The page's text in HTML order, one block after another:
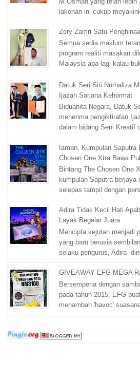
lakonan ini cukup
Zery Zamri Satu
Semua sedia maklum
program realiti masakan
Malaysia apa lagi kalau
Datuk Seri Siti Nurhaliza
Ijazah Sarjana Kehormat
Biduanita Negara, Datuk
menerima pengiktirafan
dalam bidang Seni Kreatif
Iaman, Kumpulan Saputra
Chosen One Xtra Bawa
Bintang The Chosen One
kumpulan Saputra berjaya
selepas tampil dengan
Adira Tidak Kecil Hati
Layak Begelar Juara
Mencipta kejutan menjadi
yang baru berusia
selaku pengurus, Adira
GIVEAWAY EFG MEGA
Bersempena dengan
pada tahun 2015, EFG
menambah 'havoc'